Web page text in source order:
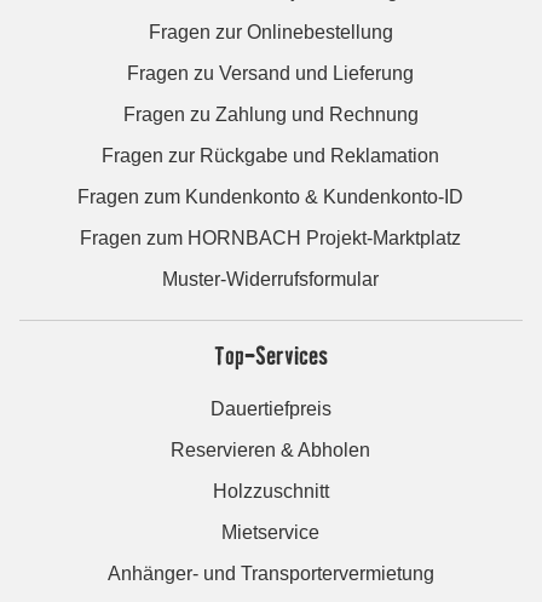
Fragen zur Onlinebestellung
Fragen zu Versand und Lieferung
Fragen zu Zahlung und Rechnung
Fragen zur Rückgabe und Reklamation
Fragen zum Kundenkonto & Kundenkonto-ID
Fragen zum HORNBACH Projekt-Marktplatz
Muster-Widerrufsformular
Top-Services
Dauertiefpreis
Reservieren & Abholen
Holzzuschnitt
Mietservice
Anhänger- und Transportervermietung